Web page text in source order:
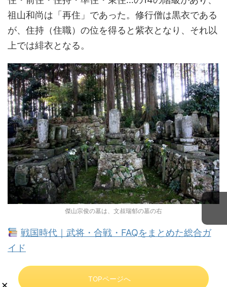
祖山和尚は「再住」であった。修行僧は黒衣である
が、住持（住職）の位を得ると紫衣となり、それ以
上では緋衣となる。
傑山宗俊の墓は、文叔瑞郁の墓の右
戦国時代｜武将・合戦・FAQをまとめた総合ガ
イド
TOPページへ